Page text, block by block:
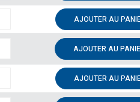
AJOUTER AU
AJOUTER AU
AJOUTER AU